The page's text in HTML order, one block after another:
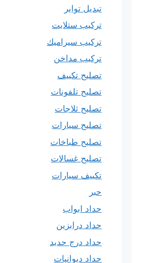
تبديل تواير
تركيب ستلايت
تركيب سيراميك
تركيب مداخن
تصليح تكييف
تصليح تلفونات
تصليح ثلاجات
تصليح سيارات
تصليح طباخات
تصليح غسالات
تكييف سيارات
حبر
حداد ابواب
حداد درابزين
حداد درج حديد
حداد ديوانيات